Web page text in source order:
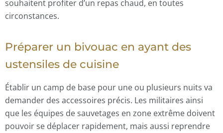
souhaitent profiter d’un repas chaud, en toutes
circonstances.
Préparer un bivouac en ayant des
ustensiles de cuisine
Établir un camp de base pour une ou plusieurs nuits va
demander des accessoires précis. Les militaires ainsi
que les équipes de sauvetages en zone extrême doivent
pouvoir se déplacer rapidement, mais aussi reprendre